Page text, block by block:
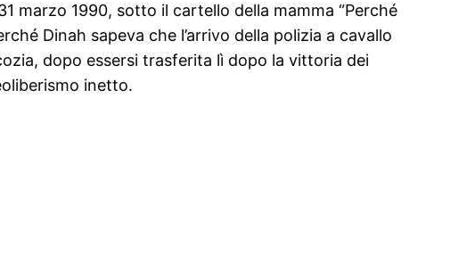
marzo 1990, sotto il cartello della mamma “Perché
Dinah sapeva che l’arrivo della polizia a cavallo
dopo essersi trasferita lì dopo la vittoria dei
inetto.